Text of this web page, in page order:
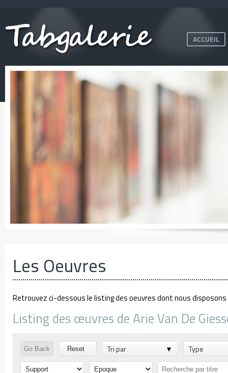
ACCUEIL
Les Oeuvres
Retrouvez ci-dessous le listing des oeuvres dont nous
Listing des œuvres de Arie Van De
Go Back Reset Tri par Type